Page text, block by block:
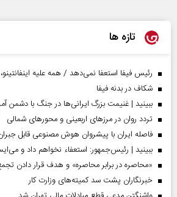
تازه ها
رئیس فیفا استعفا نمی‌دهد / همه علیه اینفانتینو،
شکاف در بدنه فیفا
ببینید | غنیمت بزرگ ایرانی‌ها در جنگ با دشمن
تردد روان در مرزهای اربعینی و محورهای شمالی
فاصله ایران با پیشرو‌ان هوش مصنوعی قابل
ببینید | رئیس‌جمهور: استعفاء نخواهم داد و
«محاصره در برابر محاصره» و هدف قرار دادن
خبرنگاران پشت سد کمیته‌های وزارت کار